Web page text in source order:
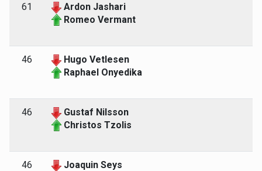
61
Ardon Jashari
Romeo Vermant
46
Hugo Vetlesen
Raphael Onyedika
46
Gustaf Nilsson
Christos Tzolis
46
Joaquin Seys